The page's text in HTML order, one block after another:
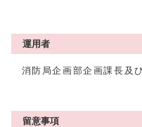
運用者
消防局企画部企画課長及
留意事項